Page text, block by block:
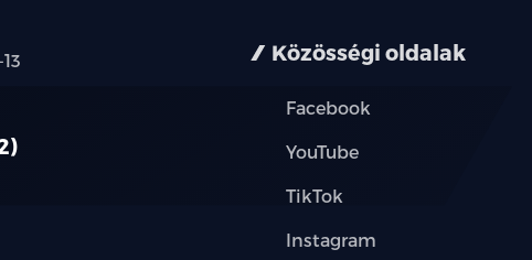
Közösségi oldalak
Facebook
YouTube
TikTok
Instagram